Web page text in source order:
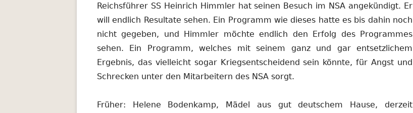
Reichsführer SS Heinrich Himmler hat seinen Besuch im NSA angekündigt. Er
will endlich Resultate sehen. Ein Programm wie dieses hatte es bis dahin noch
nicht gegeben, und Himmler möchte endlich den Erfolg des Programmes
sehen. Ein Programm, welches mit seinem ganz und gar entsetzlichem
Ergebnis, das vielleicht sogar Kriegsentscheidend sein könnte, für Angst und
Schrecken unter den Mitarbeitern des NSA sorgt.
Früher: Helene Bodenkamp, Mädel aus gut deutschem Hause, derzeit